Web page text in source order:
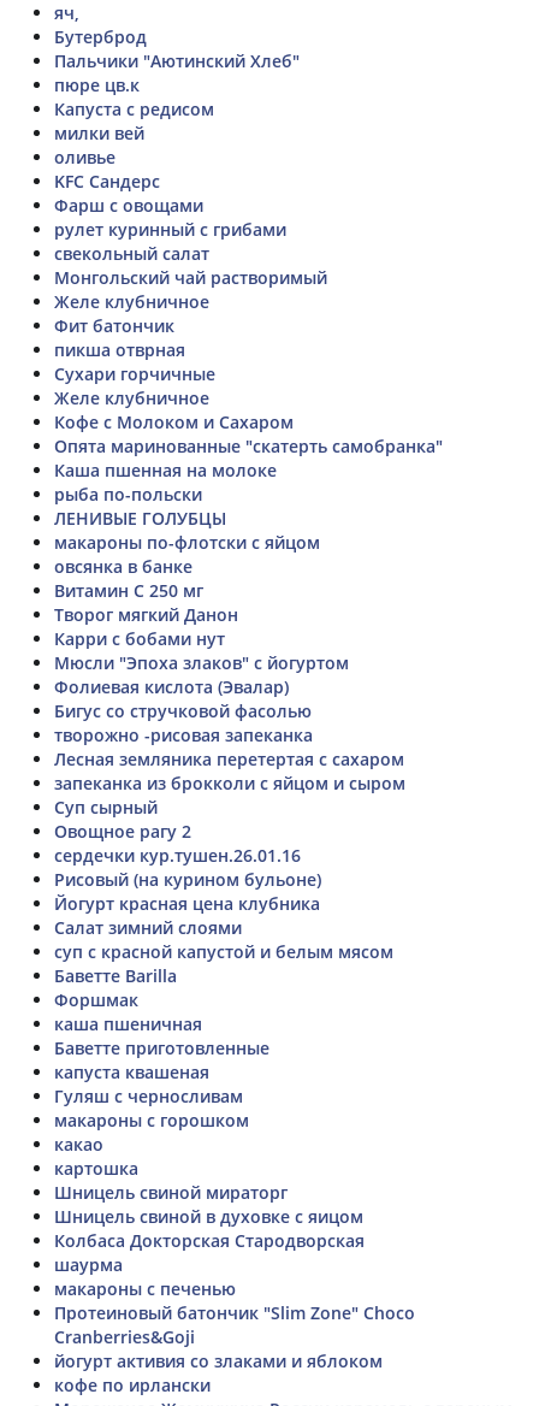
яч,
Бутерброд
Пальчики "Аютинский Хлеб"
пюре цв.к
Капуста с редисом
милки вей
оливье
KFC Сандерс
Фарш с овощами
рулет куринный с грибами
свекольный салат
Монгольский чай растворимый
Желе клубничное
Фит батончик
пикша отврная
Сухари горчичные
Желе клубничное
Кофе с Молоком и Сахаром
Опята маринованные "скатерть самобранка"
Каша пшенная на молоке
рыба по-польски
ЛЕНИВЫЕ ГОЛУБЦЫ
макароны по-флотски с яйцом
овсянка в банке
Витамин С 250 мг
Творог мягкий Данон
Карри с бобами нут
Мюсли "Эпоха злаков" с йогуртом
Фолиевая кислота (Эвалар)
Бигус со стручковой фасолью
творожно -рисовая запеканка
Лесная земляника перетертая с сахаром
запеканка из брокколи с яйцом и сыром
Суп сырный
Овощное рагу 2
сердечки кур.тушен.26.01.16
Рисовый (на курином бульоне)
Йогурт красная цена клубника
Салат зимний слоями
суп с красной капустой и белым мясом
Баветте Barilla
Форшмак
каша пшеничная
Баветте приготовленные
капуста квашеная
Гуляш с черносливам
макароны с горошком
какао
картошка
Шницель свиной мираторг
Шницель свиной в духовке с яицом
Колбаса Докторская Стародворская
шаурма
макароны с печенью
Протеиновый батончик "Slim Zone" Choco
Cranberries&Goji
йогурт активия со злаками и яблоком
кофе по ирлански